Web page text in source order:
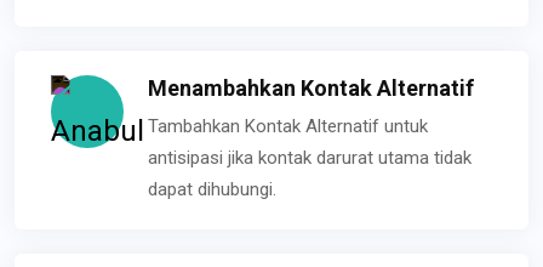
Menambahkan Kontak Alternatif
Tambahkan Kontak Alternatif untuk
antisipasi jika kontak darurat utama tidak
dapat dihubungi.